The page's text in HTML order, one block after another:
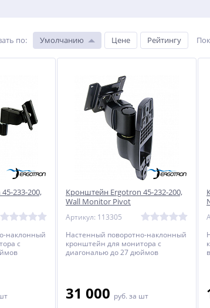
по: Умолчанию Цене Рейтингу
233-200,
наклонный
с
Кронштейн Ergotron 45-232-200,
Wall Monitor Pivot
Артикул: 113305
Настенный поворотно-наклонный
кронштейн для монитора с
диагональю до 27 дюймов
31 000 руб. за шт